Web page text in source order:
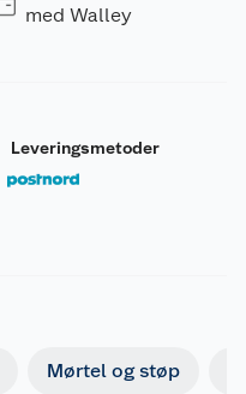
med Walley
Leveringsmetoder
Mørtel og støp